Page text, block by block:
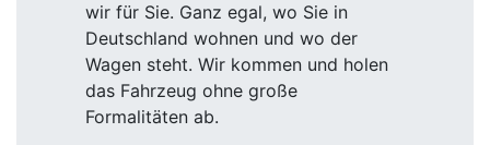
wir für Sie. Ganz egal, wo Sie in
Deutschland wohnen und wo der
Wagen steht. Wir kommen und holen
das Fahrzeug ohne große
Formalitäten ab.